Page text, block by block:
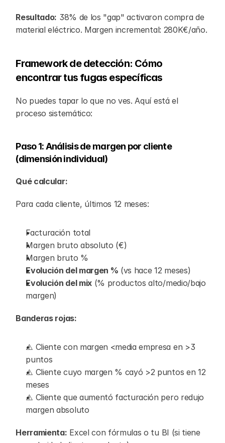
Resultado: 38% de los "gap" activaron compra de
material eléctrico. Margen incremental: 280K€/año.
Framework de detección: Cómo
encontrar tus fugas específicas
No puedes tapar lo que no ves. Aquí está el
proceso sistemático:
Paso 1: Análisis de margen por cliente
(dimensión individual)
Qué calcular:
Para cada cliente, últimos 12 meses:
Facturación total
Margen bruto absoluto (€)
Margen bruto %
Evolución del margen % (vs hace 12 meses)
Evolución del mix (% productos alto/medio/bajo
margen)
Banderas rojas:
⚠️ Cliente con margen <media empresa en >3
puntos
⚠️ Cliente cuyo margen % cayó >2 puntos en 12
meses
⚠️ Cliente que aumentó facturación pero redujo
margen absoluto
Herramienta: Excel con fórmulas o tu BI (si tiene